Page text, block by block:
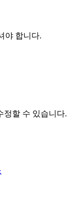
야 합니다.
정할 수 있습니다.